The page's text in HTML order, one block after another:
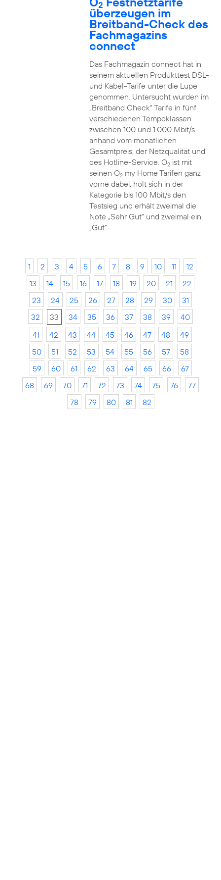
2
überzeugen im
Breitband-Check des
Fachmagazins
connect
Das Fachmagazin connect hat in
seinem aktuellen Produkttest DSL-
und Kabel-Tarife unter die Lupe
genommen. Untersucht wurden im
„Breitband Check“ Tarife in fünf
verschiedenen Tempoklassen
zwischen 100 und 1.000 Mbit/s
anhand vom monatlichen
Gesamtpreis, der Netzqualität und
des Hotline-Service. O2ist mit
seinen O2my Home Tarifen ganz
vorne dabei, holt sich in der
Kategorie bis 100 Mbit/s den
Testsieg und erhält zweimal die
Note „Sehr Gut“ und zweimal ein
„Gut“.
1 2 3 4 5 6 7 8 9 10 11
12
13
14 15 16 17 18 19 20 21
22
23
24 25 26 27 28 29 30
31
32
33 34 35 36 37 38 39
40
41
42 43 44 45 46 47 48
49
50
51 52 53 54 55 56 57
58
59
60 61 62 63 64 65 66
67
68
69 70 71 72 73 74 75 76
77
78
79 80 81 82